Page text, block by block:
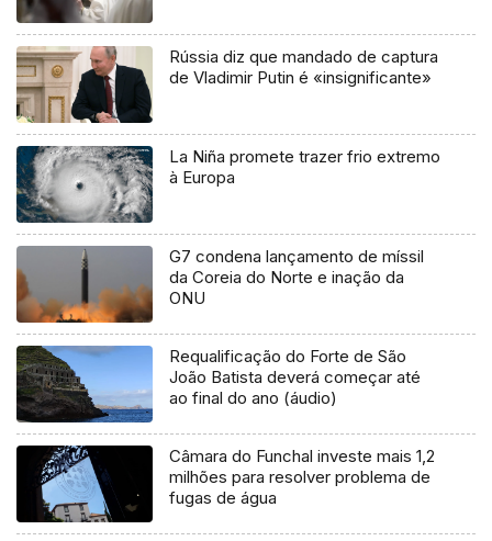
Rússia diz que mandado de captura
de Vladimir Putin é «insignificante»
La Niña promete trazer frio extremo
à Europa
G7 condena lançamento de míssil
da Coreia do Norte e inação da
ONU
Requalificação do Forte de São
João Batista deverá começar até
ao final do ano (áudio)
Câmara do Funchal investe mais 1,2
milhões para resolver problema de
fugas de água